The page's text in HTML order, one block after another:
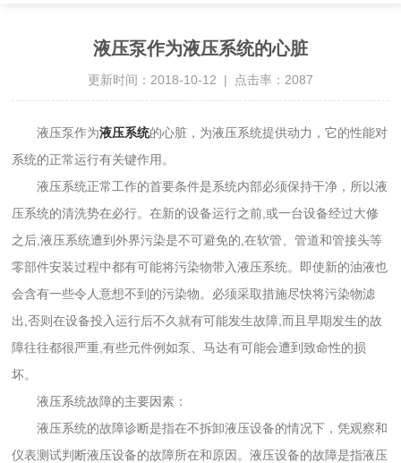
液压泵作为液压系统的心脏
更新时间：2018-10-12 | 点击率：2087
液压泵作为液压系统的心脏，为液压系统提供动力，它的性能对
系统的正常运行有关键作用。
液压系统正常工作的首要条件是系统内部必须保持干净，所以液
压系统的清洗势在必行。在新的设备运行之前,或一台设备经过大修
之后,液压系统遭到外界污染是不可避免的,在软管、管道和管接头等
零部件安装过程中都有可能将污染物带入液压系统。即使新的油液也
会含有一些令人意想不到的污染物。必须采取措施尽快将污染物滤
出,否则在设备投入运行后不久就有可能发生故障,而且早期发生的故
障往往都很严重,有些元件例如泵、马达有可能会遭到致命性的损
坏。
液压系统故障的主要因素：
液压系统的故障诊断是指在不拆卸液压设备的情况下，凭观察和
仪表测试判断液压设备的故障所在和原因。液压设备的故障是指液压